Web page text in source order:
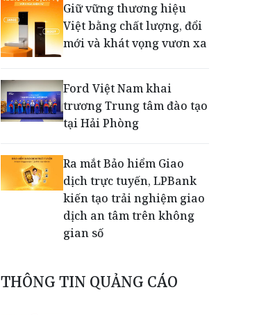
Giữ vững thương hiệu
Việt bằng chất lượng, đổi
mới và khát vọng vươn xa
Ford Việt Nam khai
trương Trung tâm đào tạo
tại Hải Phòng
Ra mắt Bảo hiểm Giao
dịch trực tuyến, LPBank
kiến tạo trải nghiệm giao
dịch an tâm trên không
gian số
Dấu mốc khẳng định năng
lực vận hành và thích ứng
THÔNG TIN QUẢNG CÁO